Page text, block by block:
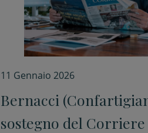
11 Gennaio 2026
Bernacci
sostegno del Corriere